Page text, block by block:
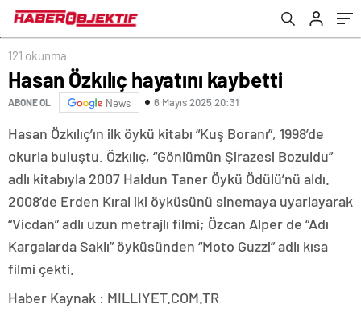
121 okunma
Hasan Özkılıç hayatını kaybetti
ABONE OL News 6 Mayıs 2025 20:31
Hasan Özkılıç’ın ilk öykü kitabı “Kuş Boranı”, 1998’de
okurla buluştu. Özkılıç, “Gönlümün Şirazesi Bozuldu”
adlı kitabıyla 2007 Haldun Taner Öykü Ödülü’nü aldı.
2008’de Erden Kıral iki öyküsünü sinemaya uyarlayarak
“Vicdan” adlı uzun metrajlı filmi; Özcan Alper de “Adı
Kargalarda Saklı” öyküsünden “Moto Guzzi” adlı kısa
filmi çekti.
Haber Kaynak : MILLIYET.COM.TR